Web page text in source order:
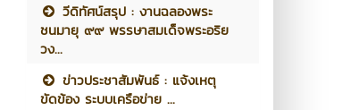
วีดิทัศน์สรุป : งานฉลองพระ
ชนมายุ ๙๙ พรรษาสมเด็จพระอริย
วง...
ข่าวประชาสัมพันธ์ : แจ้งเหตุ
ขัดข้อง ระบบเครือข่าย ...